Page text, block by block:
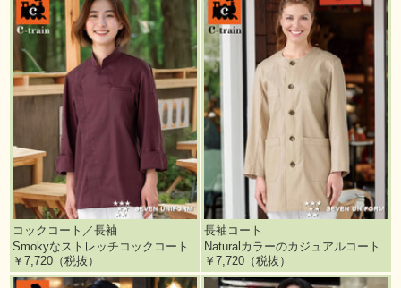
コックコート／長袖
Smokyなストレッチコックコート
￥7,720（税抜）
長袖コート
Naturalカラーのカジュアルコート
￥7,720（税抜）